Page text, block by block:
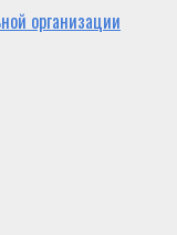
организации